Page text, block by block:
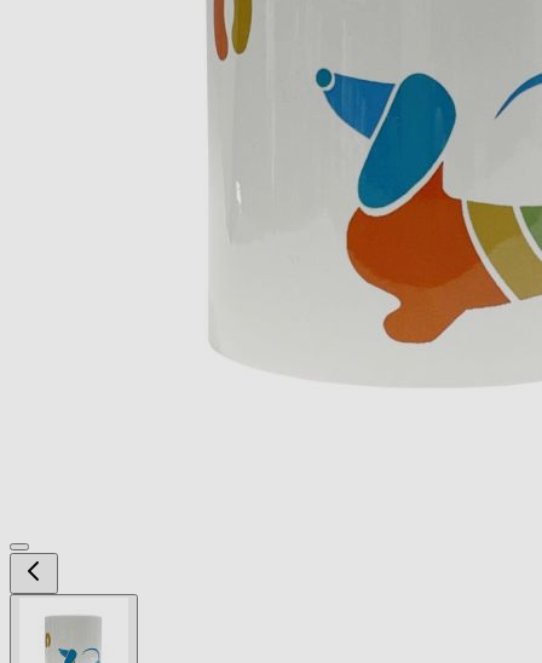
larger
image